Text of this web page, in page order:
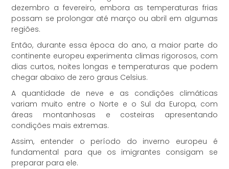
dezembro a fevereiro, embora as temperaturas frias
possam se prolongar até março ou abril em algumas
regiões.
Então, durante essa época do ano, a maior parte do
continente europeu experimenta climas rigorosos, com
dias curtos, noites longas e temperaturas que podem
chegar abaixo de zero graus Celsius.
A quantidade de neve e as condições climáticas
variam muito entre o Norte e o Sul da Europa, com
áreas montanhosas e costeiras apresentando
condições mais extremas.
Assim, entender o período do inverno europeu é
fundamental para que os imigrantes consigam se
preparar para ele.